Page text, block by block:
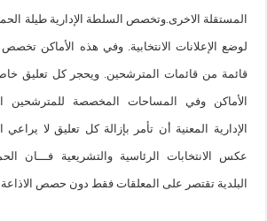
المستقلة الاخرى.وتخصص السلطة الإدارية طيلة
لوضع الإعلانات الانتخابية. وفي هذه الأماكن
قائمة من قائمات المترشحين. ويحجر كل تعليق خاص
الأماكن وفي المساحات المخصصة للمترشحين
الإدارية المعنية أن تأمر بإزالة كل تعليق لا يراعي
عكس الانتخابات الرئاسية والتشريعية فـــان
البلدية تقتصر على المعلقات فقط دون حصص الاذاعة